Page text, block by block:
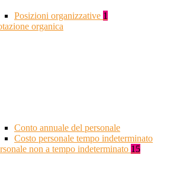
Posizioni organizzative 1
organica
Conto annuale del personale
Costo personale tempo indeterminato
non a tempo indeterminato 15